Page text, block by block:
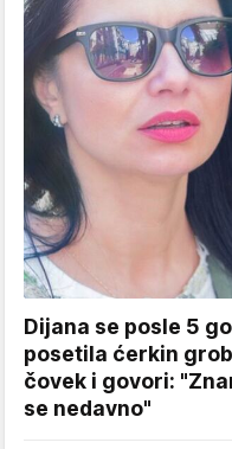
Dijana se posle 5
posetila ćerkin
čovek i govori:
se nedavno"